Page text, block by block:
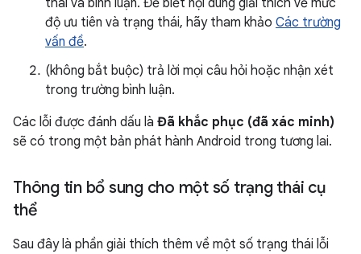
thái và bình luận. Để biết nội dung giải thích về mức
độ ưu tiên và trạng thái, hãy tham khảo Các trường
vấn đề.
(không bắt buộc) trả lời mọi câu hỏi hoặc nhận xét
trong trường bình luận.
Các lỗi được đánh dấu là Đã khắc phục (đã xác minh)
sẽ có trong một bản phát hành Android trong tương lai.
Thông tin bổ sung cho một số trạng thái cụ
thể
Sau đây là phần giải thích thêm về một số trạng thái lỗi